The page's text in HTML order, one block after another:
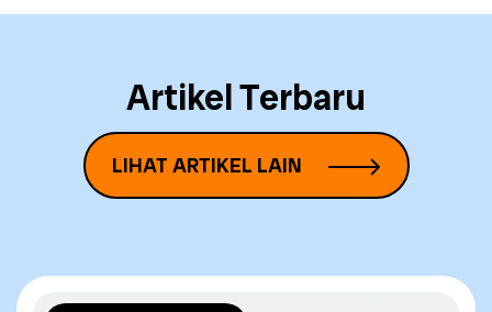
Artikel Terbaru
LIHAT ARTIKEL LAIN